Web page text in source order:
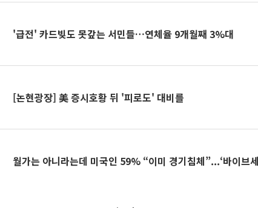
'급전' 카드빚도 못갚는 서민들…연체율 9개월째 3%대
[논현광장] 美 증시호황 뒤 '피로도' 대비를
월가는 아니라는데 미국인 59% “이미 경기침체”...‘바이브